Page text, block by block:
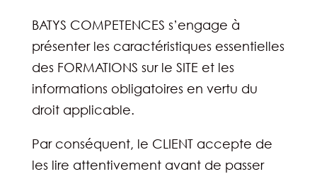
BATYS COMPETENCES s’engage à
présenter les caractéristiques essentielles
des FORMATIONS sur le SITE et les
informations obligatoires en vertu du
droit applicable.
Par conséquent, le CLIENT accepte de
les lire attentivement avant de passer